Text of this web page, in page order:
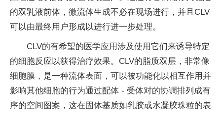
的双乳液前体，微流体生成不必在现场进行，并且CLV
可以由最终用户形成以进行进一步处理。
CLV的有希望的医学应用涉及使用它们来诱导特定
的细胞反应以获得治疗效果。CLV的脂质双层，非常像
细胞膜，是一种流体表面，可以被功能化以相互作用并
影响其他细胞的行为通过配体 - 受体对的协调排列成有
序的空间图案，这在固体基质如乳胶或水凝胶珠粒的表